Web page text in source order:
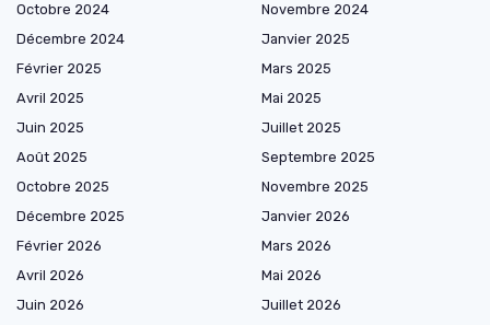
Octobre 2024
Novembre 2024
Décembre 2024
Janvier 2025
Février 2025
Mars 2025
Avril 2025
Mai 2025
Juin 2025
Juillet 2025
Août 2025
Septembre 2025
Octobre 2025
Novembre 2025
Décembre 2025
Janvier 2026
Février 2026
Mars 2026
Avril 2026
Mai 2026
Juin 2026
Juillet 2026